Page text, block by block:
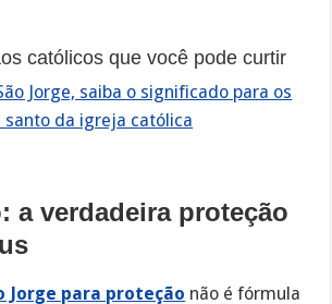
católicos que você pode curtir
Jorge, saiba o significado para os
santo da igreja católica
a verdadeira proteção
Jorge para proteção não é fórmula